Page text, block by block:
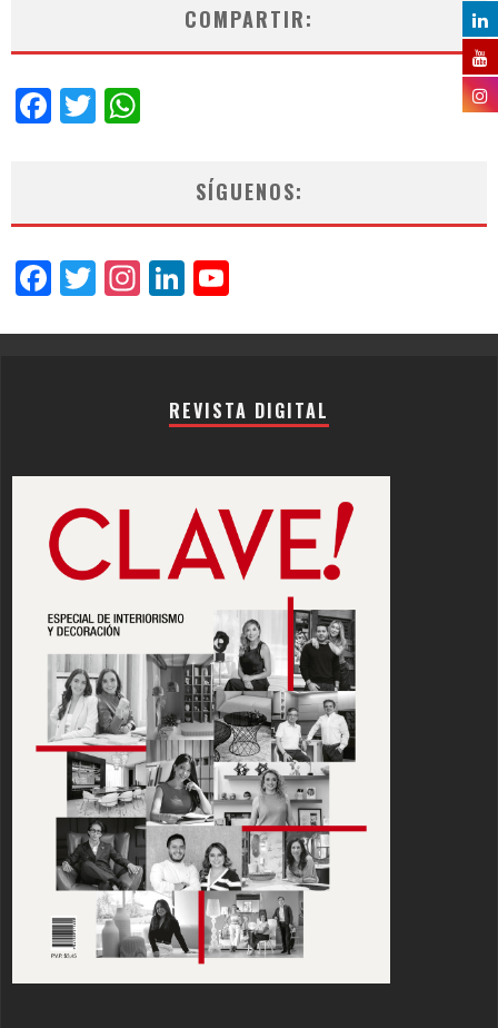
COMPARTIR:
Facebook
Twitter
SÍGUENOS:
Facebook
Twitter
Instagram
LinkedIn
REVISTA DIGITAL